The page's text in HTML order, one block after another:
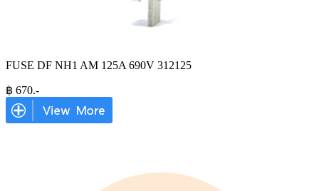
FUSE DF NH1 AM 125A 690V 312125
฿ 670.-